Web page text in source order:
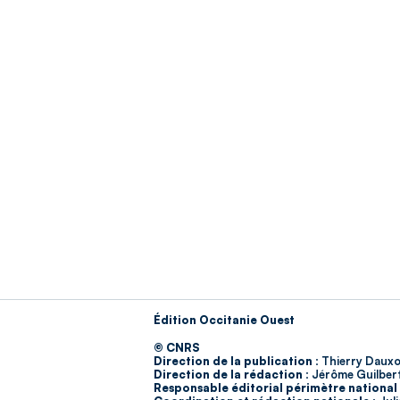
Édition Occitanie Ouest
© CNRS
Direction de la publication : Thierry
Direction de la rédaction : Jérôme
Responsable éditorial périmètre national